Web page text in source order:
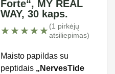
Forte“, MY REAL
WAY, 30 kaps.
★★★★★
★★★★★(1 pirkėjų
atsiliepimas)
Maisto papildas su
peptidais „NervesTide